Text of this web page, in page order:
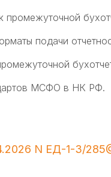
промежуточной
подачи
МСФО в НК РФ.
N ЕД-1-3/